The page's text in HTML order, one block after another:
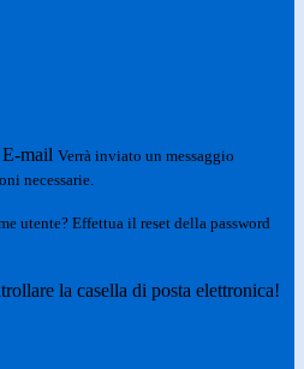
E-mail Verrà inviato un messaggio
necessarie.
utente? Effettua il reset della password
la casella di posta elettronica!